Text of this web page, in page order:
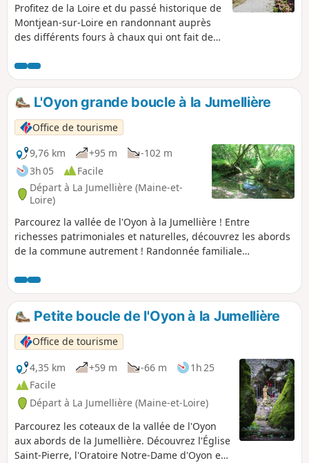
Profitez de la Loire et du passé historique de
Montjean-sur-Loire en randonnant auprès
des différents fours à chaux qui ont fait de
et XIXe siècles. Vous partirez également à la
découverte de quelques uns des mille
moulins qui tournaient dans la région. À
travers les vignobles et les petits sentiers,
profitez d'un moment en pleine nature.
Sentier de randonnée sur les communes de
Montjean-sur-Loire et La Pommeraye.
L'Oyon grande boucle à la Jumellière
Office de tourisme
9,76 km
+95 m
-102 m
3h 05
Facile
Départ à La Jumellière (Maine-et-
Loire)
Parcourez la vallée de l'Oyon à la Jumellière ! Entre
richesses patrimoniales et naturelles, découvrez les abords
de la commune autrement ! Randonnée familiale
Petite boucle de l'Oyon à la Jumellière
Office de tourisme
4,35 km
+59 m -66 m
1h 25
Facile
Départ à La Jumellière (Maine-et-Loire)
Parcourez les coteaux de la vallée de l'Oyon
aux abords de la Jumellière. Découvrez l'Église
Saint-Pierre, l'Oratoire Notre-Dame d'Oyon et